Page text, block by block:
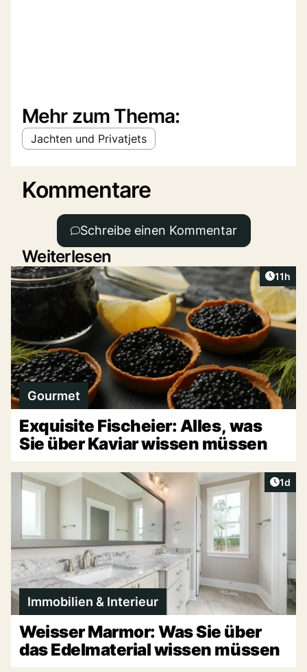
Mehr zum Thema:
Jachten und Privatjets
Kommentare
Schreibe einen Kommentar
Weiterlesen
11h
Gourmet
Exquisite Fischeier: Alles, was
Sie über Kaviar wissen müssen
1d
Immobilien & Interieur
Weisser Marmor: Was Sie über
das Edelmaterial wissen müssen